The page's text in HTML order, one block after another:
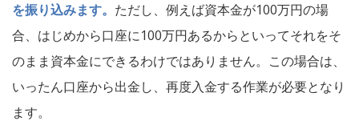
を振り込みます。 ただし、例えば資本金が100万円の場
合、はじめから口座に100万円あるからといってそれをそ
のまま資本金にできるわけではありません。この場合は、
いったん口座から出金し、再度入金する作業が必要となり
ます。